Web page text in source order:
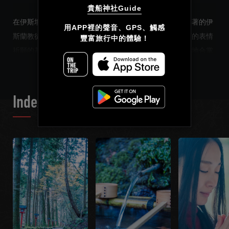
貴船神社Guide
用APP裡的聲音、GPS、觸感
豐富旅行中的體驗！
在伊斯坦布爾的寺院裡，一邊念著可蘭經一邊虔誠地跪拜著的伊
斯蘭教徒們。在耶路撒冷的教會，遠望著在蠟燭前以悲願的表情
祈願的基督教徒們。在日本，我們能看到閉著眼睛，虔心地合掌
對於虔誠祈禱的信徒們來講，這是無法隨意觸摸到的，就算觸摸
到了也會瞬間消失的感覺。這種姿態非常的堅定，同時也很虛
最近幾年，貴船神社作為結緣之神被大家所追捧。因此，在神社
內經常能看到，之前看不到的年輕女孩子們的身影。她們一定是
為了祈求“能遇見一個好男人”來到這裡的。
聽到結緣，大多數的人聯想到的都是關於“戀愛”。但是，結緣這
個詞原本不僅用於男女之間，也包含著朋友關係、領導與下屬、
Index List
简体中文
Français